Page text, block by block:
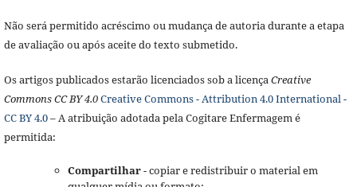
Não será permitido acréscimo ou mudança de autoria durante a etapa
de avaliação ou após aceite do texto submetido.
Os artigos publicados estarão licenciados sob a licençaCreative
Commons CC BY 4.0Creative Commons - Attribution 4.0 International -
CC BY 4.0– A atribuição adotada pela Cogitare Enfermagem é
permitida:
Compartilhar- copiar e redistribuir o material em